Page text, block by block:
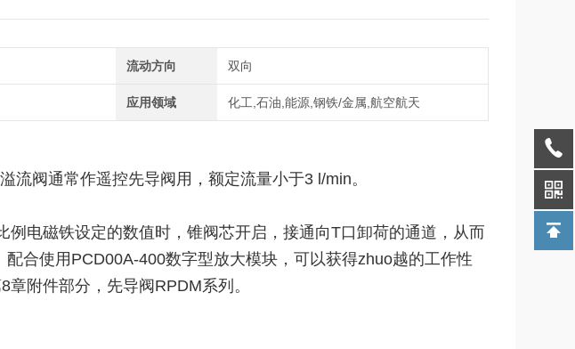
流动方向 双向
应用领域 化工,石油,能源,钢铁/金属,航空航天
阀通常作遥控先导阀用，额定流量小于3 l/min。
磁铁设定的数值时，锥阀芯开启，接通向T口卸荷的通道，从而
合使用PCD00A-400数字型放大模块，可以获得zhuo越的工作性
附件部分，先导阀RPDM系列。